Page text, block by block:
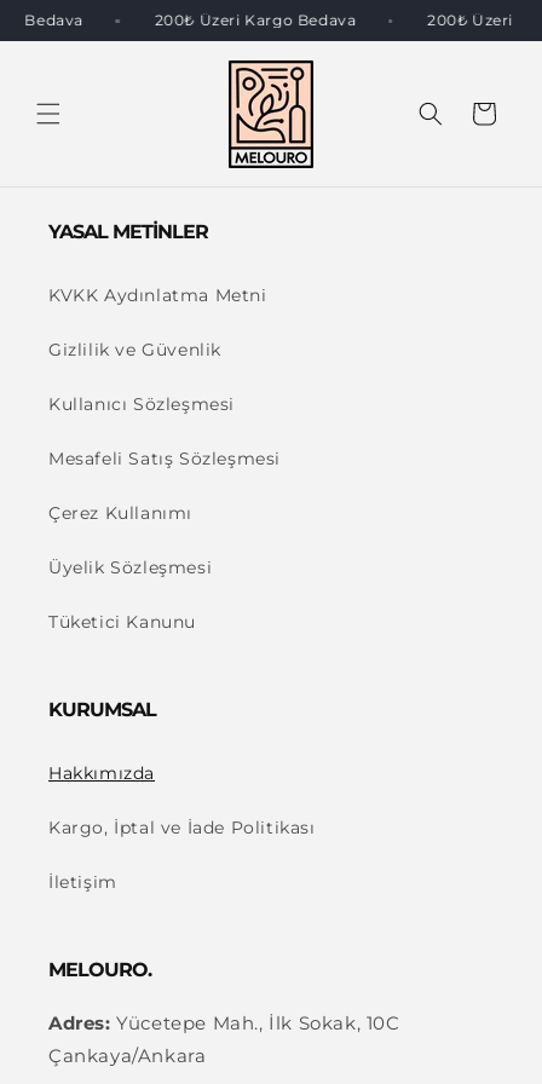
İÇERIĞE
ATLA
Bedava 200₺ Üzeri Kargo Bedava 200₺ Üzeri
Sepet
YASAL METİNLER
KVKK Aydınlatma Metni
Gizlilik ve Güvenlik
Kullanıcı Sözleşmesi
Mesafeli Satış Sözleşmesi
Çerez Kullanımı
Üyelik Sözleşmesi
Tüketici Kanunu
KURUMSAL
Hakkımızda
Kargo, İptal ve İade Politikası
İletişim
MELOURO.
Adres: Yücetepe Mah., İlk Sokak, 10C
Çankaya/Ankara